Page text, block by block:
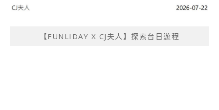
【FUNLIDAY X CJ夫人】探索台日遊程